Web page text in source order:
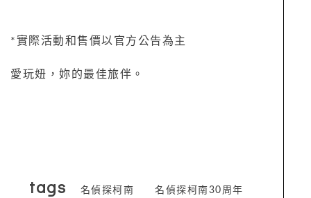
*實際活動和售價以官方公告為主
愛玩妞，妳的最佳旅伴。
tags 名偵探柯南
名偵探柯南30周年